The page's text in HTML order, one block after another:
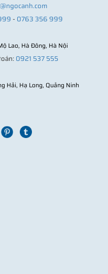
- 0763 356 999
Lao, Hà Đông, Hà Nội
0921 537 555
Hải, Hạ Long, Quảng Ninh